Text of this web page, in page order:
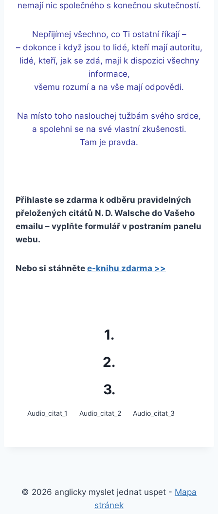
nemají nic společného s konečnou skutečností.
Nepřijímej všechno, co Ti ostatní říkají –
– dokonce i když jsou to lidé, kteří mají autoritu,
lidé, kteří, jak se zdá, mají k dispozici všechny
informace,
všemu rozumí a na vše mají odpovědi.
Na místo toho naslouchej tužbám svého srdce,
a spolehni se na své vlastní zkušenosti.
Tam je pravda.
Přihlaste se zdarma k odběru pravidelných
přeložených citátů N. D. Walsche do Vašeho
emailu – vyplňte formulář v postraním panelu
webu.
Nebo si stáhněte e-knihu zdarma >>
1.
2.
3.
Audio_citat_1 Audio_citat_2 Audio_citat_3
© 2026 anglicky myslet jednat uspet - Mapa
stránek